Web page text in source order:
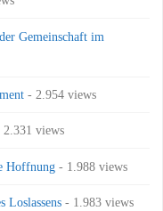
Gemeinschaft im
- 2.954 views
2.331 views
Hoffnung - 1.988 views
Loslassens - 1.983 views